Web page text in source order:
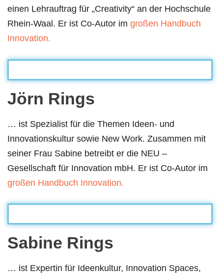
einen Lehrauftrag für „Creativity“ an der Hochschule
Rhein-Waal. Er ist Co-Autor im großen Handbuch
Innovation.
Jörn Rings
… ist Spezialist für die Themen Ideen- und
Innovationskultur sowie New Work. Zusammen mit
seiner Frau Sabine betreibt er die NEU –
Gesellschaft für Innovation mbH. Er ist Co-Autor im
großen Handbuch Innovation.
Sabine Rings
… ist Expertin für Ideenkultur, Innovation Spaces,